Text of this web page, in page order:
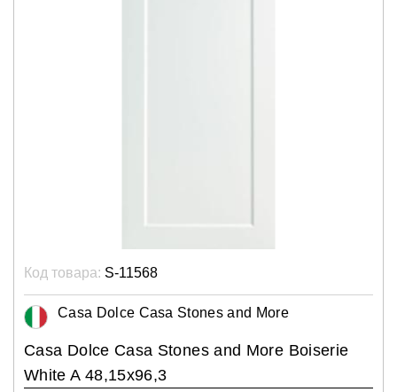
Код товара: S-11568
Casa Dolce Casa Stones and More
Casa Dolce Casa Stones and More Boiserie
White A 48,15x96,3